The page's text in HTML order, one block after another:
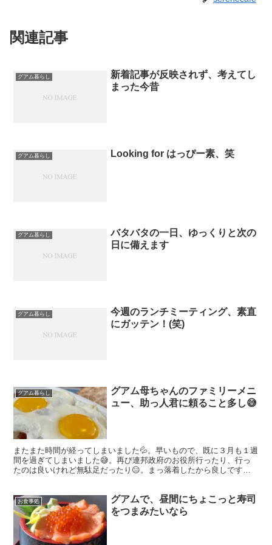
関連記事
グアム暮らし
新着記事が反映されず、考えてし
まった今昔
グアム暮らし Looking for はっぴー素、笑
グアム暮らし
バタバタの一日、ゆっくりと次の
日に備えます
グアム暮らし
今週のランチミーティング、素直
にガッテン！(笑)
グアム暮らし
グアム母ちゃんのファミリーメニ
ュー、助っ人君に頼ること多し😅
またまた時間が経ってしまいました💦。早いもので、既に３月も１週
間を過ぎてしまいました😅。再び連邦政府のお役所行ったり、行っ
たのは良いけれど無駄足だったり😑。まっ落着したから良しです
お食事処
グアムで、昼間にちょこっと寿司
をつまみたいなら